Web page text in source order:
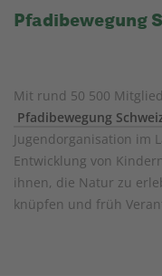
Pfadibewegung
Mit rund 50 500
Pfadibewegung
Jugendorganisation im
Entwicklung von
ihnen, die Natur zu
knüpfen und früh